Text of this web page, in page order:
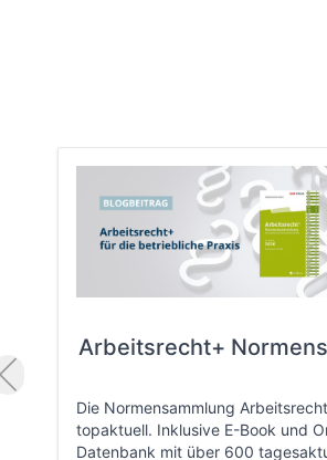
Arbeitsrecht+
Die Normensammlung
topaktuell. Inklusive E-Book und
Datenbank mit über 600